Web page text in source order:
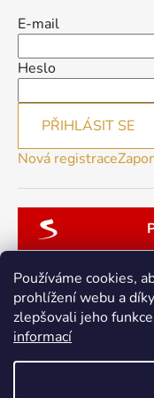
Používáme cookies,
prohlížení webu a
zlepšovali jeho
informací
E-mail
Heslo
PŘIHLÁSIT SE
Nová registrace